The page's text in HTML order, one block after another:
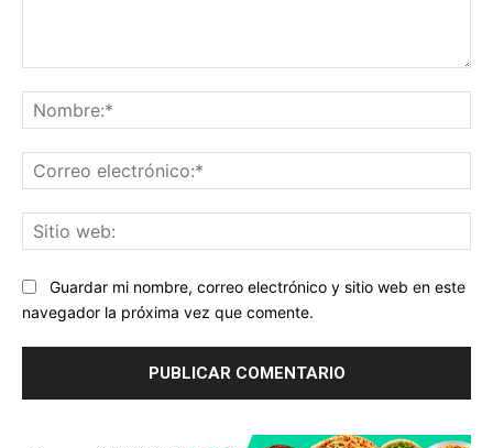
Guardar mi nombre, correo electrónico y sitio web en este
navegador la próxima vez que comente.